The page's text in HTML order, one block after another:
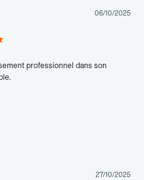
06/10/2025
professionnel dans son
27/10/2025